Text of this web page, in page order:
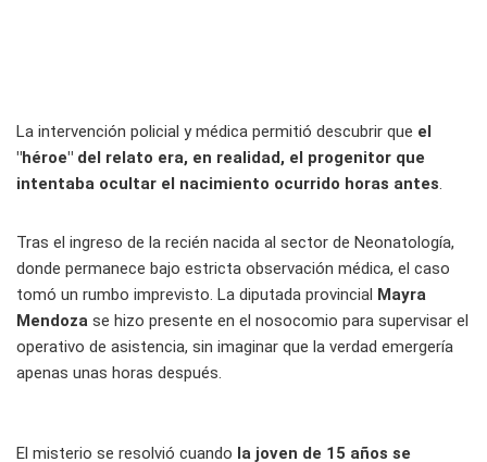
La intervención policial y médica permitió descubrir que el
"héroe" del relato era, en realidad, el progenitor que
intentaba ocultar el nacimiento ocurrido horas antes.
Tras el ingreso de la recién nacida al sector de Neonatología,
donde permanece bajo estricta observación médica, el caso
tomó un rumbo imprevisto. La diputada provincial Mayra
Mendoza se hizo presente en el nosocomio para supervisar el
operativo de asistencia, sin imaginar que la verdad emergería
apenas unas horas después.
El misterio se resolvió cuando la joven de 15 años se